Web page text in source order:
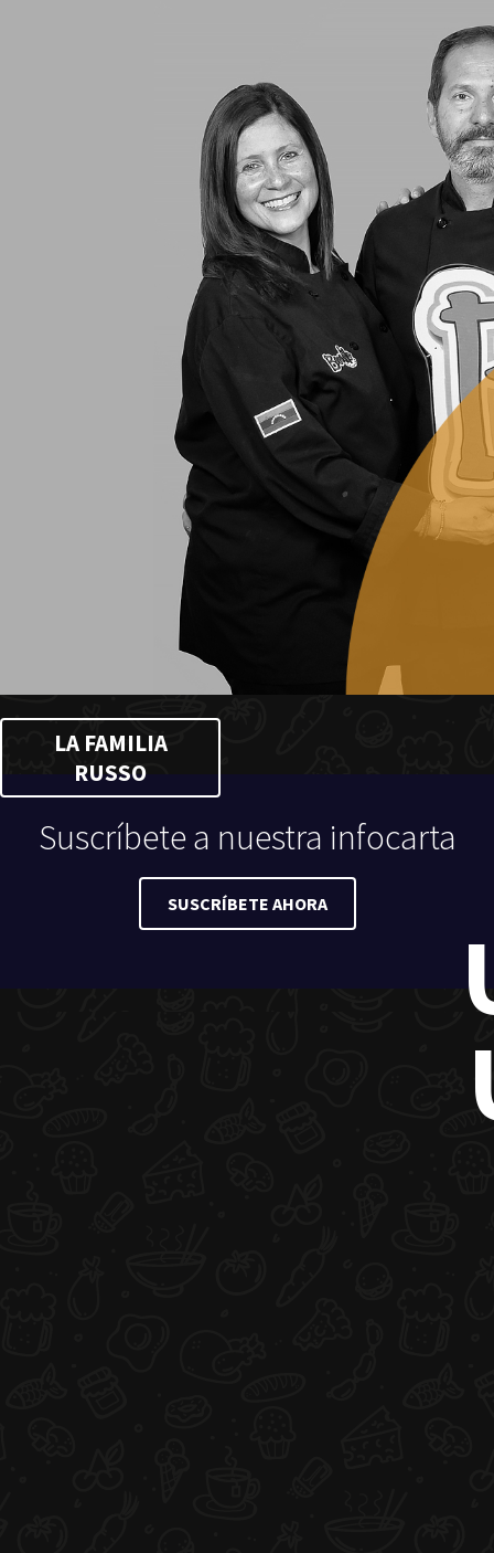
LA FAMILIA
RUSSO
Suscríbete a nuestra infocarta
SUSCRÍBETE AHORA